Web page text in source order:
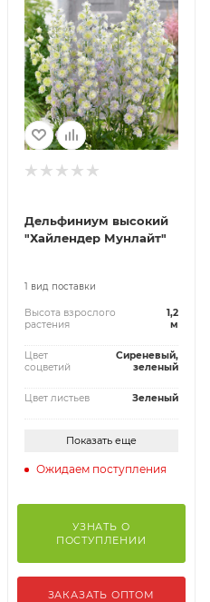
Дельфиниум высокий
"Хайлендер Мунлайт"
1 вид поставки
Высота взрослого
растения
1,2
м
Цвет
соцветий
Сиреневый,
зеленый
Цвет листьев Зеленый
Показать еще
Ожидаем поступления
УЗНАТЬ О
ПОСТУПЛЕНИИ
ЗАКАЗАТЬ ОПТОМ